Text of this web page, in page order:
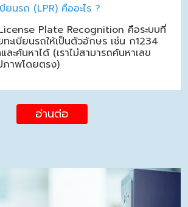
ยนรถ (LPR) คืออะไร ?
Plate Recognition คือระบบที่
ะเบียนรถให้เป็นตัวอักษร เช่น ก1234
ะค้นหาได้ (เราไม่สามารถค้นหาเลข
ภาพโดยตรง)
อ่านต่อ